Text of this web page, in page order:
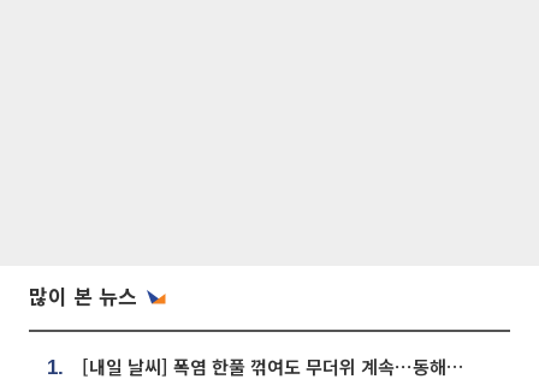
많이 본 뉴스
1. [내일 날씨] 폭염 한풀 꺾여도 무더위 계속⋯동해안 이틀 연속 비